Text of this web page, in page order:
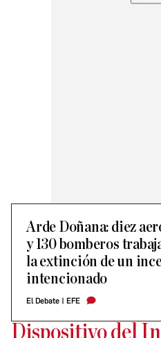
Arde Doñana: diez
y 130 bomberos
la extinción de un
intencionado
El Debate | EFE
Dispositivo del